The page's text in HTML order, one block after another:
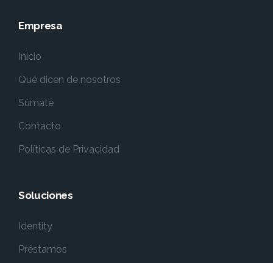
Empresa
Inicio
Qué dicen de nosotros
Súmate
Contacto
Políticas de Privacidad
Soluciones
Identity
Préstamos